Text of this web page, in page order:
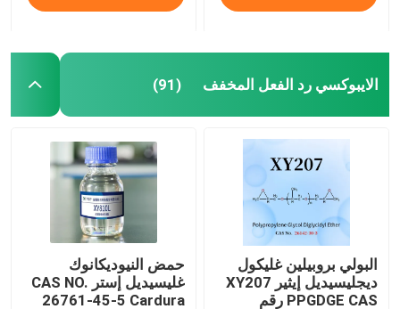
الايبوكسي رد الفعل المخفف (91)
البولي بروبيلين غليكول
ديجليسيديل إيثير XY207
PPGDGE CAS رقم
حمض النيوديكانوك
غليسيديل إستر CAS NO.
26761-45-5 Cardura